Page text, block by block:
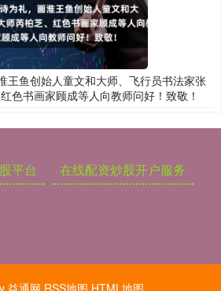
王鱼创始人童文和大师、飞行员书法家张
色书画家顾成等人向教师问好！致敬！
平台 在线配资炒股开户服务